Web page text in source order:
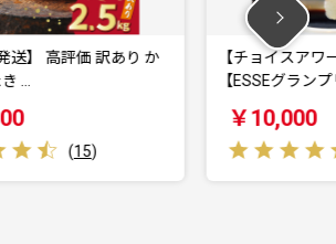
【チョイスアワード大賞受賞】
【ESSEグランプリ金…
￥10,000
【高
2.5kg
￥